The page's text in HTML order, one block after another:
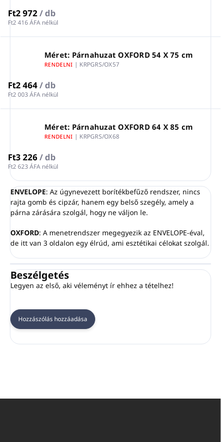
Ft2 972/ db
Ft2 416 ÁFA nélkül
Méret: Párnahuzat OXFORD 54 X 75 cm
RENDELNI | KRPGRS/OX57
Ft2 464/ db
Ft2 003 ÁFA nélkül
Méret: Párnahuzat OXFORD 64 X 85 cm
RENDELNI | KRPGRS/OX68
Ft3 226/ db
Ft2 623 ÁFA nélkül
ENVELOPE: Az úgynevezett borítékbefűző rendszer, nincs
rajta gomb és cipzár, hanem egy belső szegély, amely a
párna zárására szolgál, hogy ne váljon le.
OXFORD: A menetrendszer megegyezik az ENVELOPE-éval,
de itt van 3 oldalon egy élrúd, ami esztétikai célokat szolgál.
Beszélgetés
Legyen az első, aki véleményt ír ehhez a tételhez!
Hozzászólás hozzáadása